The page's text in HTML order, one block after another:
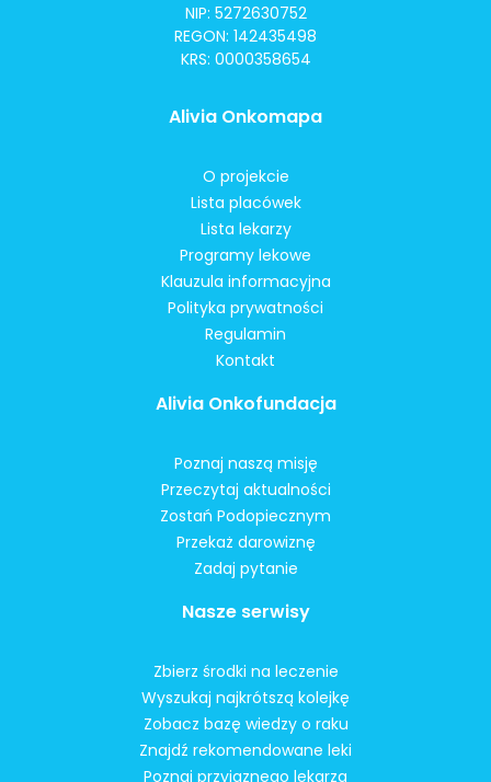
NIP: 5272630752
REGON: 142435498
KRS: 0000358654
Alivia Onkomapa
O projekcie
Lista placówek
Lista lekarzy
Programy lekowe
Klauzula informacyjna
Polityka prywatności
Regulamin
Kontakt
Alivia Onkofundacja
Poznaj naszą misję
Przeczytaj aktualności
Zostań Podopiecznym
Przekaż darowiznę
Zadaj pytanie
Nasze serwisy
Zbierz środki na leczenie
Wyszukaj najkrótszą kolejkę
Zobacz bazę wiedzy o raku
Znajdź rekomendowane leki
Poznaj przyjaznego lekarza